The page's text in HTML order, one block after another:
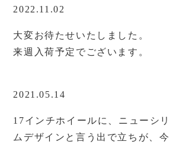
2022.11.02
大変お待たせいたしました。
来週入荷予定でございます。
2021.05.14
17インチホイールに、ニューシ
ムデザインと言う出で立ちが、